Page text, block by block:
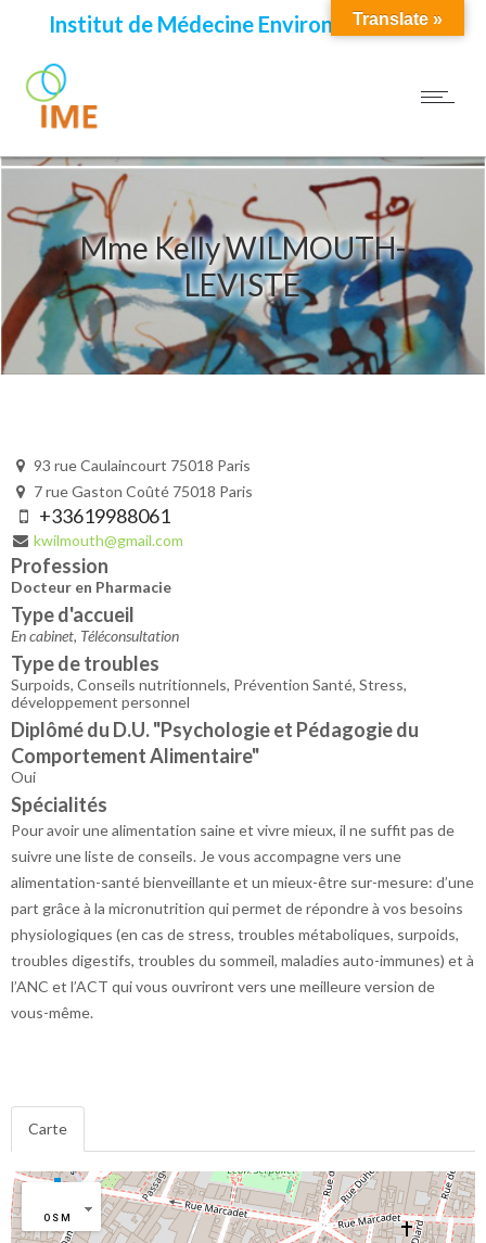
Institut de Médecine Environnementale
Mme Kelly WILMOUTH-
LEVISTE
93 rue Caulaincourt 75018 Paris
7 rue Gaston Coûté 75018 Paris
+33619988061
kwilmouth@gmail.com
Profession
Docteur en Pharmacie
Type d'accueil
En cabinet, Téléconsultation
Type de troubles
Surpoids, Conseils nutritionnels, Prévention Santé, Stress,
développement personnel
Diplômé du D.U. "Psychologie et Pédagogie du
Comportement Alimentaire"
Oui
Spécialités
Pour avoir une alimentation saine et vivre mieux, il ne suffit pas de
suivre une liste de conseils. Je vous accompagne vers une
alimentation-santé bienveillante et un mieux-être sur-mesure: d’une
part grâce à la micronutrition qui permet de répondre à vos besoins
physiologiques (en cas de stress, troubles métaboliques, surpoids,
troubles digestifs, troubles du sommeil, maladies auto-immunes) et à
l’ANC et l’ACT qui vous ouvriront vers une meilleure version de
vous-même.
Carte
OSM
Translate »